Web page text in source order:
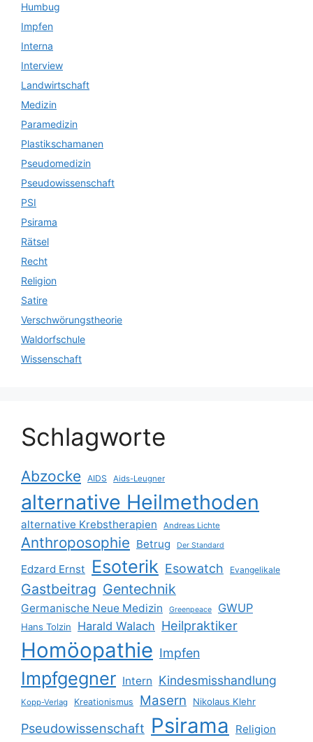
Humbug
Impfen
Interna
Interview
Landwirtschaft
Medizin
Paramedizin
Plastikschamanen
Pseudomedizin
Pseudowissenschaft
PSI
Psirama
Rätsel
Recht
Religion
Satire
Verschwörungstheorie
Waldorfschule
Wissenschaft
Schlagworte
Abzocke AIDS Aids-Leugner
alternative Heilmethoden
alternative Krebstherapien Andreas Lichte
Anthroposophie Betrug Der Standard
Edzard Ernst Esoterik Esowatch Evangelikale
Gastbeitrag Gentechnik
Germanische Neue Medizin Greenpeace GWUP
Hans Tolzin Harald Walach Heilpraktiker
Homöopathie Impfen
Impfgegner Intern Kindesmisshandlung
Kopp-Verlag Kreationismus Masern Nikolaus Klehr
Pseudowissenschaft Psirama Religion